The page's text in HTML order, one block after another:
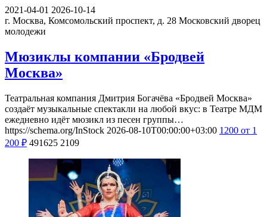
2021-04-01 2026-10-14
г. Москва, Комсомольский проспект, д. 28 Московский дворец
молодежи
Мюзиклы компании «Бродвей
Москва»
Театральная компания Дмитрия Богачёва «Бродвей Москва»
создаёт музыкальные спектакли на любой вкус: в Театре МДМ
ежедневно идёт мюзикл из песен группы…
https://schema.org/InStock 2026-08-10T00:00:00+03:00 1200 от 1
200 ₽ 491625 2109